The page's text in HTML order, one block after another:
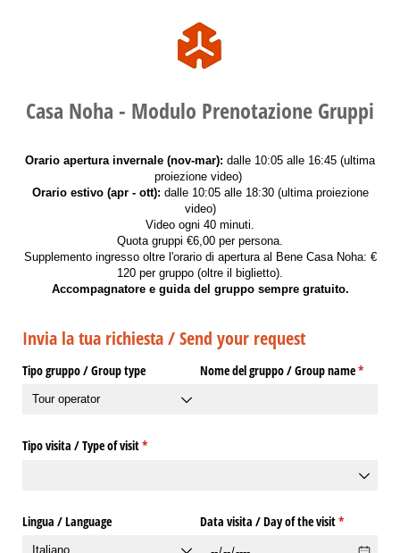
Casa Noha - Modulo Prenotazione Gruppi
Orario apertura invernale (nov-mar): dalle 10:05 alle 16:45 (ultima
proiezione video)
Orario estivo (apr - ott): dalle 10:05 alle 18:30 (ultima proiezione
video)
Video ogni 40 minuti.
Quota gruppi €6,00 per persona.
Supplemento ingresso oltre l'orario di apertura al Bene Casa Noha: €
120 per gruppo (oltre il biglietto).
Accompagnatore e guida del gruppo sempre gratuito.
Invia la tua richiesta / Send your request
Tipo gruppo /​ Group type Nome del gruppo /​ Group name*
Tipo visita /​ Type of visit*
(richiesto)
Lingua /​ Language Data visita /​ Day of the visit*
(richiesto)